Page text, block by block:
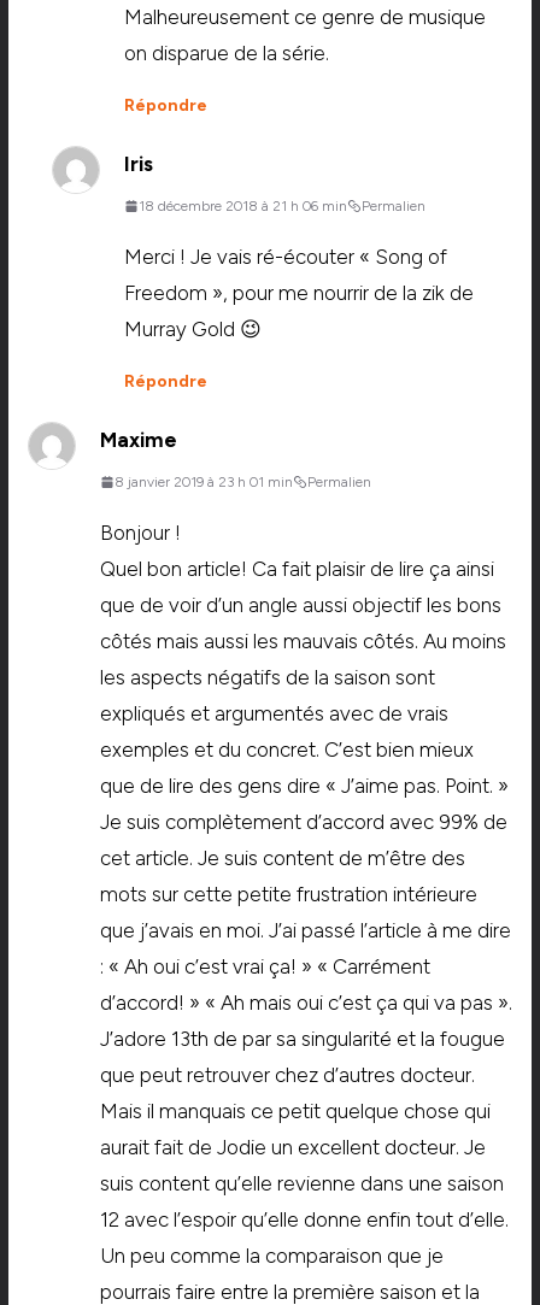
Malheureusement ce genre de musique
on disparue de la série.
Répondre
Iris
18 décembre 2018 à 21 h 06 min Permalien
Merci ! Je vais ré-écouter « Song of
Freedom », pour me nourrir de la zik de
Murray Gold 😉
Répondre
Maxime
8 janvier 2019 à 23 h 01 min Permalien
Bonjour !
Quel bon article! Ca fait plaisir de lire ça ainsi
que de voir d’un angle aussi objectif les bons
côtés mais aussi les mauvais côtés. Au moins
les aspects négatifs de la saison sont
expliqués et argumentés avec de vrais
exemples et du concret. C’est bien mieux
que de lire des gens dire « J’aime pas. Point. »
Je suis complètement d’accord avec 99% de
cet article. Je suis content de m’être des
mots sur cette petite frustration intérieure
que j’avais en moi. J’ai passé l’article à me dire
: « Ah oui c’est vrai ça! » « Carrément
d’accord! » « Ah mais oui c’est ça qui va pas ».
J’adore 13th de par sa singularité et la fougue
que peut retrouver chez d’autres docteur.
Mais il manquais ce petit quelque chose qui
aurait fait de Jodie un excellent docteur. Je
suis content qu’elle revienne dans une saison
12 avec l’espoir qu’elle donne enfin tout d’elle.
Un peu comme la comparaison que je
pourrais faire entre la première saison et la